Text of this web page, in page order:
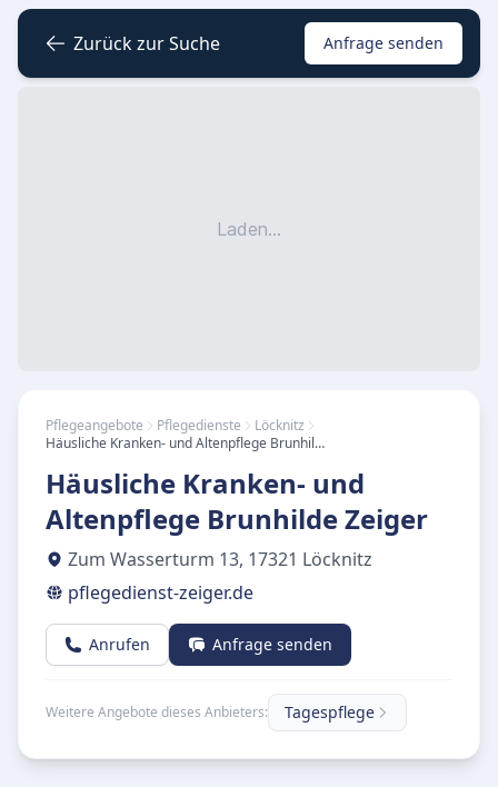
Zurück zur Suche Anfrage senden
Laden...
Pflegeangebote Pflegedienste
Löcknitz
Häusliche Kranken- und Altenpflege Brunhilde Zeiger
Häusliche Kranken- und
Altenpflege Brunhilde Zeiger
Zum Wasserturm 13, 17321 Löcknitz
pflegedienst-zeiger.de
Anrufen Anfrage senden
Weitere Angebote dieses Anbieters: Tagespflege